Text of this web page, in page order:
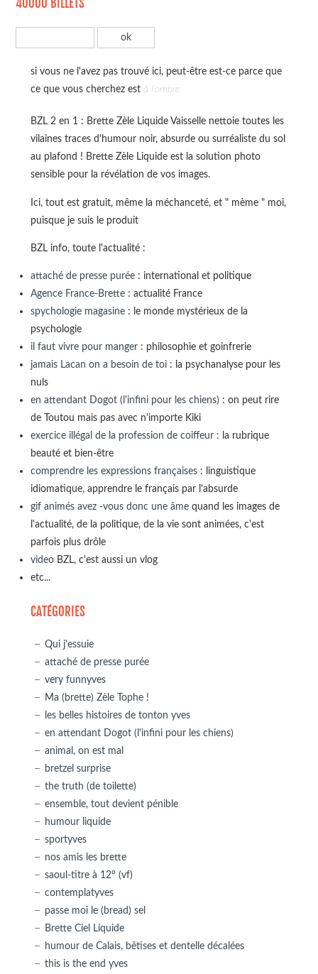
40000 BILLETS
si vous ne l'avez pas trouvé ici, peut-être est-ce parce que
ce que vous cherchez est à l'ombre
BZL 2 en 1 : Brette Zèle Liquide Vaisselle nettoie toutes les
vilaines traces d'humour noir, absurde ou surréaliste du sol
au plafond ! Brette Zèle Liquide est la solution photo
sensible pour la révélation de vos images.
Ici, tout est gratuit, même la méchanceté, et " mème " moi,
puisque je suis le produit
BZL info, toute l'actualité :
attaché de presse purée: international et politique
Agence France-Brette: actualité France
spychologie magasine: le monde mystérieux de la
psychologie
il faut vivre pour manger: philosophie et goinfrerie
jamais Lacan on a besoin de toi: la psychanalyse pour les
nuls
en attendant Dogot (l'infini pour les chiens): on peut rire
de Toutou mais pas avec n'importe Kiki
exercice illégal de la profession de coiffeur: la rubrique
beauté et bien-être
comprendre les expressions françaises: linguistique
idiomatique, apprendre le français par l'absurde
gif animés avez -vous donc une âmequand les images de
l'actualité, de la politique, de la vie sont animées, c'est
parfois plus drôle
videoBZL, c'est aussi un vlog
etc...
CATÉGORIES
Qui j'essuie
attaché de presse purée
very funnyves
Ma (brette) Zèle Tophe !
les belles histoires de tonton yves
en attendant Dogot (l'infini pour les chiens)
animal, on est mal
bretzel surprise
the truth (de toilette)
ensemble, tout devient pénible
humour liquide
sportyves
nos amis les brette
saoul-titre à 12° (vf)
contemplatyves
passe moi le (bread) sel
Brette Ciel Liquide
humour de Calais, bêtises et dentelle décalées
this is the end yves